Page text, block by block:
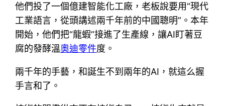
他們投了一個億建智能化工廠，老板說要用“現代
工業語言，從頭講述兩千年前的中國聰明”。本年
開始，他們把“龍蝦”接進了生產線，讓AI盯著豆
腐的發酵溫奧迪零件度。
兩千年的手藝，和誕生不到兩年的AI，就這么握
手言和了。